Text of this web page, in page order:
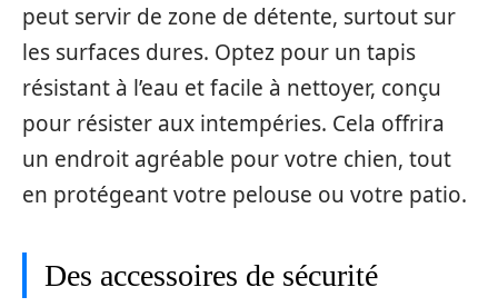
peut servir de zone de détente, surtout sur
les surfaces dures. Optez pour un tapis
résistant à l’eau et facile à nettoyer, conçu
pour résister aux intempéries. Cela offrira
un endroit agréable pour votre chien, tout
en protégeant votre pelouse ou votre patio.
Des accessoires de sécurité